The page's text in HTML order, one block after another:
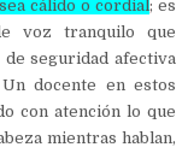
cálido o cordial; es
voz tranquilo que
seguridad afectiva
docente en estos
con atención lo que
mientras hablan,